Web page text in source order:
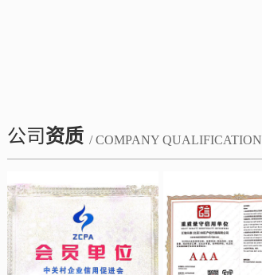
公司资质 / COMPANY QUALIFICATION